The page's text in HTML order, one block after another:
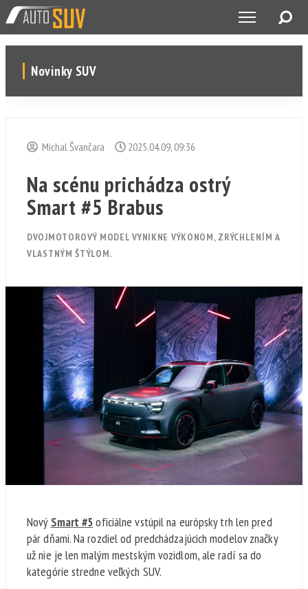
Novinky SUV
Michal Švančara 2025.04.09, 09:36
Na scénu prichádza ostrý
Smart #5 Brabus
DVOJMOTOROVÝ MODEL VYNIKNE VÝKONOM, ZRÝCHLENÍM A
VLASTNÝM ŠTÝLOM.
Nový Smart #5 oficiálne vstúpil na európsky trh len pred
pár dňami. Na rozdiel od predchádzajúcich modelov značky
už nie je len malým mestským vozidlom, ale radí sa do
kategórie stredne veľkých SUV.